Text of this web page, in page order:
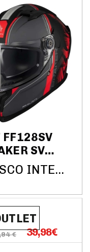
FF128SV
SV
B5
CASCO INTEGRAL MT HELMETS
€ 39,98€